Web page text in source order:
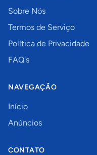
Sobre Nós
Termos de Serviço
Política de Privacidade
FAQ's
NAVEGAÇÃO
Início
Anúncios
CONTATO